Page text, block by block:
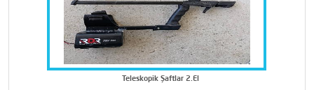
Teleskopik Şaftlar 2.El